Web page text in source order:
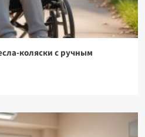
коляски с ручным